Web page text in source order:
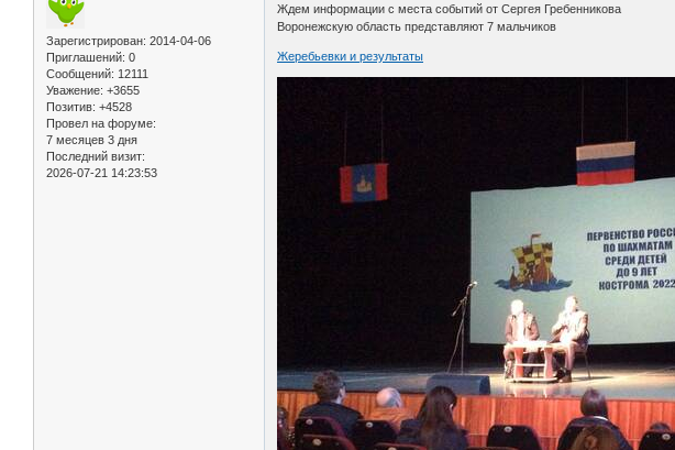
Зарегистрирован: 2014-04-06
Приглашений: 0
Сообщений: 12111
Уважение: +3655
Позитив: +4528
Провел на форуме:
7 месяцев 3 дня
Последний визит:
2026-07-21 14:23:53
Ждем информации с места событий от Сергея Гребенникова
Воронежскую область представляют 7 мальчиков
Жеребьевки и результаты